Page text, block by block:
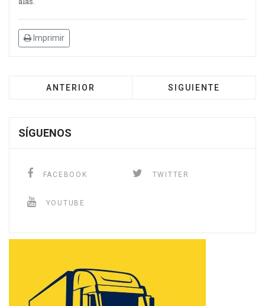
Imprimir
ANTERIOR SIGUIENTE
SÍGUENOS
FACEBOOK TWITTER
YOUTUBE